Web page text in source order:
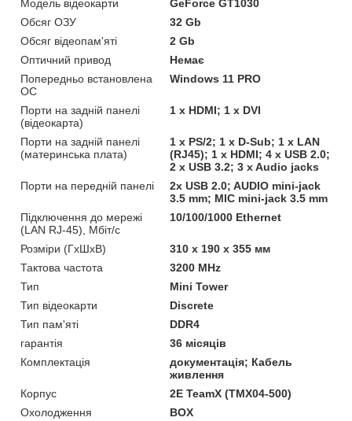
Модель відеокарти
GeForce GT1030
Обсяг ОЗУ
32 Gb
Обсяг відеопам'яті
2 Gb
Оптичний привод
Немає
Попередньо встановлена
ОС
Windows 11 PRO
Порти на задній панелі
(відеокарта)
1 x HDMI; 1 х DVI
Порти на задній панелі
(материнська плата)
1 x PS/2; 1 x D-Sub; 1 x LAN
(RJ45); 1 x HDMI; 4 x USB 2.0;
2 x USB 3.2; 3 x Audio jacks
Порти на передній панелі
2x USB 2.0; AUDIO mini-jack
3.5 mm; MIC mini-jack 3.5 mm
Підключення до мережі
(LAN RJ-45), Мбіт/с
10/100/1000 Ethernet
Розміри (ГxШxВ)
310 x 190 x 355 мм
Тактова частота
3200 MHz
Тип
Mini Tower
Тип відеокарти
Discrete
Тип пам'яті
DDR4
гарантія
36 місяців
Комплектація
документація; Кабель
живлення
Корпус
2E TeamX (TMX04-500)
Охолодження
BOX